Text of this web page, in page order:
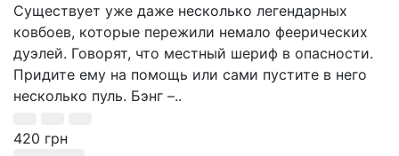
Существует уже даже несколько легендарных
ковбоев, которые пережили немало феерических
дуэлей. Говорят, что местный шериф в опасности.
Придите ему на помощь или сами пустите в него
несколько пуль. Бэнг –..
420 грн